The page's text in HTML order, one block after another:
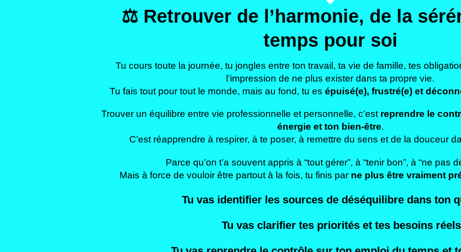
⚖️ Retrouver de l’harmonie, de la
temps pour soi
Tu cours toute la journée, tu jongles entre ton travail, ta vie de famille, tes
l’impression de ne plus exister dans ta propre vie.
Tu fais tout pour tout le monde, mais au fond, tu es épuisé(e), frustré(e) et
Trouver un équilibre entre vie professionnelle et personnelle, c’est reprendre le
énergie et ton bien-être.
C’est réapprendre à respirer, à te poser, à remettre du sens et de la douceur
Parce qu’on t’a souvent appris à “tout gérer”, à “tenir bon”, à “ne pas
Mais à force de vouloir être partout à la fois, tu finis par ne plus être vraiment
Tu vas identifier les sources de déséquilibre dans ton
Tu vas clarifier tes priorités et tes besoins réels